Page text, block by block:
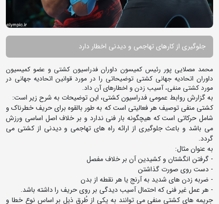
جلوگیری از کارهای تهاجمی و دیدنی اخطار دارد
محمد مصلایی پور رئیس کمیسون داوران فدراسیون کشتی و عضو کمیسیون
داوران اتحادیه جهانی کشتی توضیحاتی را در مورد قوانین اتحادیه جهانی در
مورد کشتی منفی، آسیب زدن و اخطارهای آن داد.
به گزارش روابط عمومی فدراسیون کشتی، این توضیحات به شرح زیر است:
کشتی منفی توصیف هر فعالیتی است که به طور بالقوه برای حریف خطرناک و
شامل حرکاتی است که هیچگونه بار فنی ندارد و بر خلاف اصل اساسی ورزش
می باشد و باعث جلوگیری از ارائه راه های تهاجمی و دیدنی از کشتی می
گردد.
به عنوان مثال:
- گرفتن انگشتان و کشیدین آن بر خلاف مفصل
- دست روی صورت گذاشتن
- ضربه زدن های شدید به آرنج یا هر نقطه از بدن
- هر عمل غیر فنی که احتمال آسیب دیدگی بر روی حریف را داشته باشد.
جریمه های کشتی منفی می توانند به یکی از طُرق ذیل بر اساس نوع خطا و